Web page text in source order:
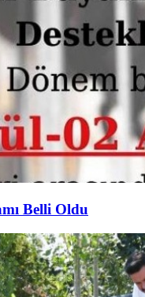
Belli Oldu